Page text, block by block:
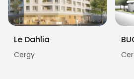
Le Dahlia
Cergy